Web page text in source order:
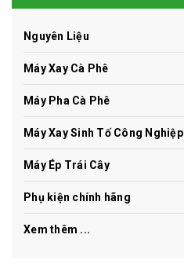
Nguyên Liệu
Máy Xay Cà Phê
Máy Pha Cà Phê
Máy Xay Sinh Tố Công Nghiệp
Máy Ép Trái Cây
Phụ kiện chính hãng
Xem thêm ...